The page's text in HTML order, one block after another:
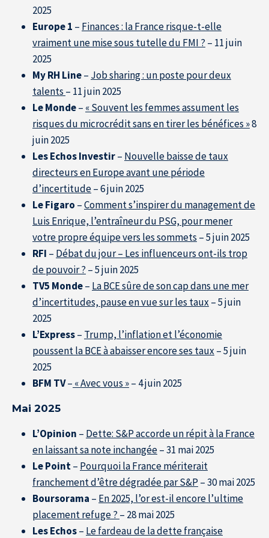
2025
Europe 1 – Finances : la France risque-t-elle
vraiment une mise sous tutelle du FMI ? – 11 juin
2025
My RH Line– Job sharing : un poste pour deux
talents – 11 juin 2025
Le Monde– « Souvent les femmes assument les
risques du microcrédit sans en tirer les bénéfices »8
juin 2025
Les Echos Investir– Nouvelle baisse de taux
directeurs en Europe avant une période
d’incertitude– 6 juin 2025
Le Figaro –Comment s’inspirer du management de
Luis Enrique, l’entraîneur du PSG, pour mener
votre propre équipe vers les sommets – 5 juin 2025
RFI – Débat du jour – Les influenceurs ont-ils trop
de pouvoir ? – 5 juin 2025
TV5 Monde– La BCE sûre de son cap dans une mer
d’incertitudes, pause en vue sur les taux– 5 juin
2025
L’Express– Trump, l’inflation et l’économie
poussent la BCE à abaisser encore ses taux– 5 juin
2025
BFM TV– « Avec vous »– 4 juin 2025
Mai 2025
L’Opinion – Dette: S&P accorde un répit à la France
en laissant sa note inchangée– 31 mai 2025
Le Point– Pourquoi la France mériterait
franchement d’être dégradée par S&P– 30 mai 2025
Boursorama – En 2025, l’or est-il encore l’ultime
placement refuge ? – 28 mai 2025
Les Echos– Le fardeau de la dette française